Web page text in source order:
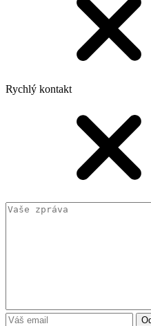
Rychlý kontakt